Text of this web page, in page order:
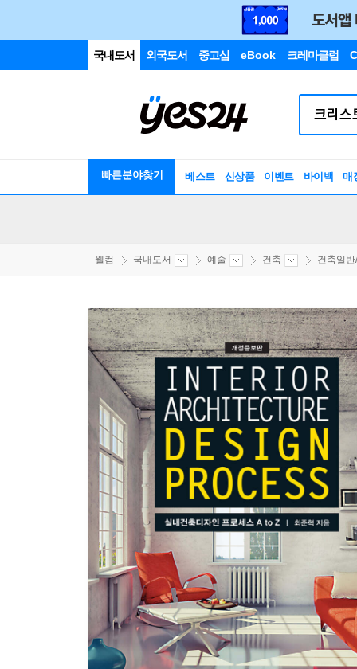
국내도서 외국도서 중고샵 eBook 크레마클럽
빠른분야찾기 베스트 신상품 이벤트 바이백 매
웰컴 국내도서 예술 건축 건축일